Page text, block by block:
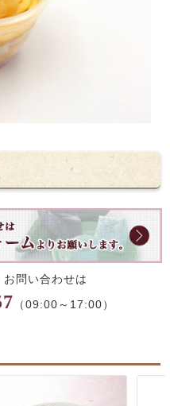
問い合わせは
（09:00～17:00）